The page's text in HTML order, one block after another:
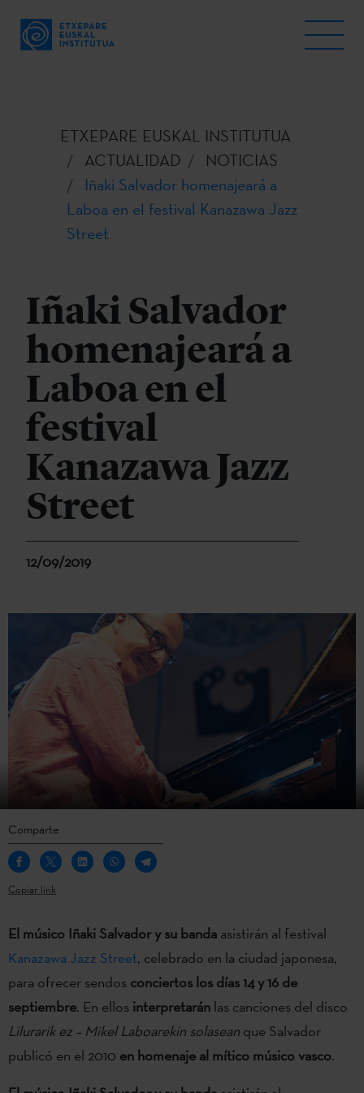
ETXEPARE EUSKAL INSTITUTUA
ACTUALIDAD
NOTICIAS
Iñaki Salvador homenajeará a
Laboa en el festival Kanazawa Jazz
Street
Iñaki Salvador
homenajeará a
Laboa en el
festival
Kanazawa Jazz
Street
12/09/2019
Comparte
Copiar link
El músico Iñaki Salvador y su banda asistirán al festival
Kanazawa Jazz Street, celebrado en la ciudad japonesa,
para ofrecer sendos conciertos los días 14 y 16 de
septiembre. En ellos interpretarán las canciones del disco
Lilurarik ez – Mikel Laboarekin solasean que Salvador
publicó en el 2010 en homenaje al mítico músico vasco.